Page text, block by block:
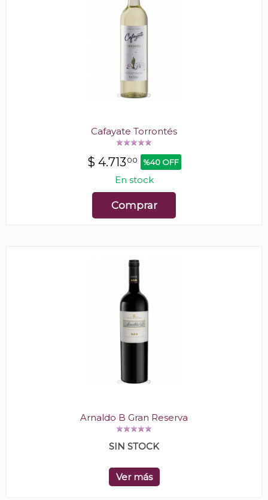
Cafayate Torrontés
$ 4.713 00 %40 OFF
En stock
Comprar
Arnaldo B Gran Reserva
SIN STOCK
Ver más